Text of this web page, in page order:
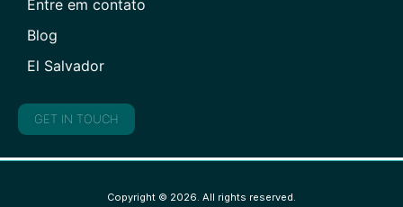
Entre em contato
Blog
El Salvador
GET IN TOUCH
Copyright © 2026. All rights reserved.